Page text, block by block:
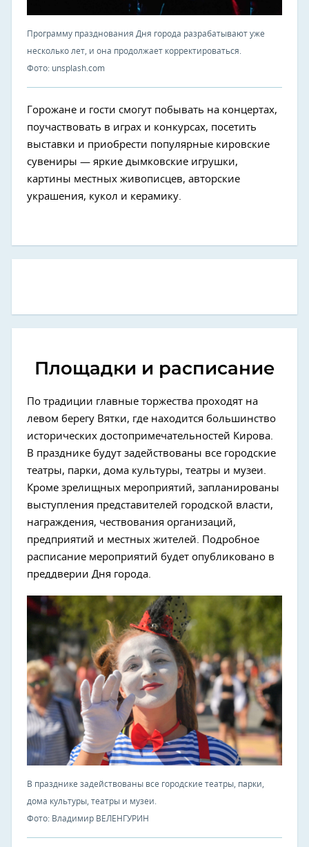
Программу празднования Дня города разрабатывают уже
несколько лет, и она продолжает корректироваться.
Фото: unsplash.com
Горожане и гости смогут побывать на концертах,
поучаствовать в играх и конкурсах, посетить
выставки и приобрести популярные кировские
сувениры — яркие дымковские игрушки,
картины местных живописцев, авторские
украшения, кукол и керамику.
Площадки и расписание
По традиции главные торжества проходят на
левом берегу Вятки, где находится большинство
исторических достопримечательностей Кирова.
В празднике будут задействованы все городские
театры, парки, дома культуры, театры и музеи.
Кроме зрелищных мероприятий, запланированы
выступления представителей городской власти,
награждения, чествования организаций,
предприятий и местных жителей. Подробное
расписание мероприятий будет опубликовано в
преддверии Дня города.
В празднике задействованы все городские театры, парки,
дома культуры, театры и музеи.
Фото: Владимир ВЕЛЕНГУРИН